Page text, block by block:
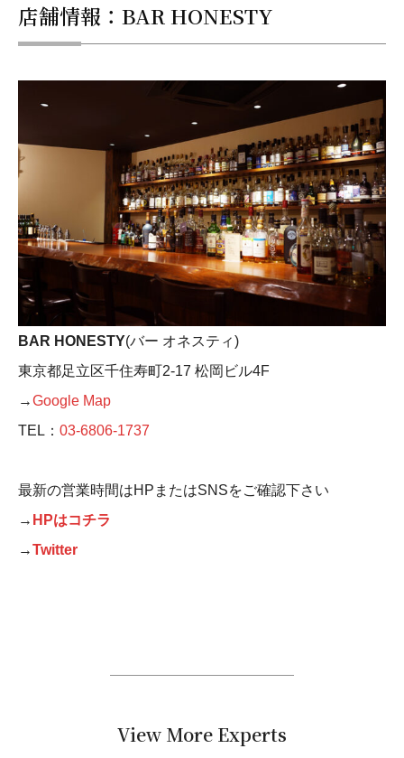
店舗情報：BAR HONESTY
BAR HONESTY(バー オネスティ)
東京都足立区千住寿町2-17 松岡ビル4F
→Google Map
TEL： 03-6806-1737
最新の営業時間はHPまたはSNSをご確認下さい
→ HPはコチラ
→Twitter
View More Experts